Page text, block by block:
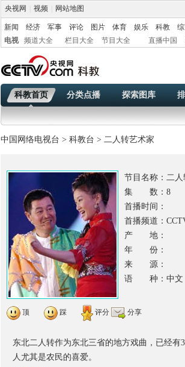
央视网 视频 网站地图
新闻 经济 军事 评论 图片 体育 娱乐 科教
电视
频道大全 栏目大全 节目大全 直播中国
科教首页 分类点播 探索图库
中国网络电视台 > 科教台 > 二人转艺术家
节目名称： 二人
集 数：8
首播时间：
首播频道：
产 地：
年 份：
来 源：
语 种：中文
顶 踩 评分 分享
东北二人转作为东北三省的地方戏曲，已经
人尤其是农民的喜爱。